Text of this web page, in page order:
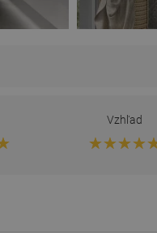
Vzhľad